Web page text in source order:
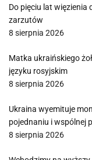
Do pięciu lat więzienia
zarzutów
8 sierpnia 2026
Matka ukraińskiego
języku rosyjskim
8 sierpnia 2026
Ukraina wyemituje
pojednaniu i wspólnej
8 sierpnia 2026